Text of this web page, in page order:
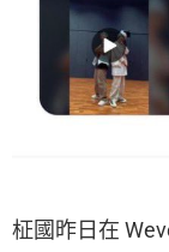
柾國昨日在